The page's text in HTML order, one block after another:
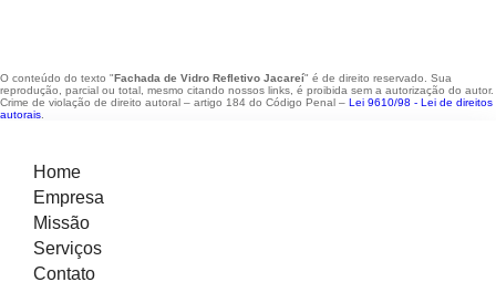
O conteúdo do texto "Fachada de Vidro Refletivo Jacareí" é de direito reservado. Sua
reprodução, parcial ou total, mesmo citando nossos links, é proibida sem a autorização do autor.
Crime de violação de direito autoral – artigo 184 do Código Penal – Lei 9610/98 - Lei de direitos
autorais
Home
Empresa
Missão
Serviços
Contato